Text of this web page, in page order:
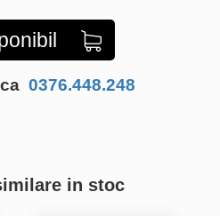
0376.448.248
in stoc